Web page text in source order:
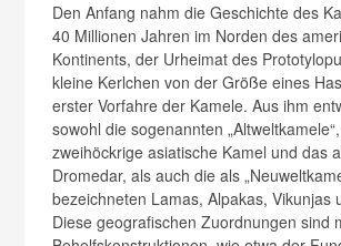
Den Anfang nahm die Geschichte des
40 Millionen Jahren im Norden des
Kontinents, der Urheimat des
kleine Kerlchen von der Größe eines
erster Vorfahre der Kamele. Aus ihm
sowohl die sogenannten
zweihöckrige asiatische Kamel und das
Dromedar, als auch die als
bezeichneten Lamas, Alpakas, Vikunjas
Diese geografischen Zuordnungen sind